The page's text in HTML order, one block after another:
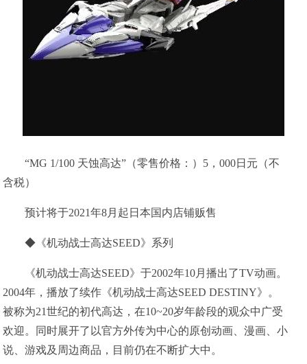
“MG 1/100 天蚀高达”（零售价格：）5，000日元（不
含税）
预计将于2021年8月起日本国内店铺贩售
◆《机动战士高达SEED》系列
《机动战士高达SEED》于2002年10月播出了TV动画。
2004年，播放了续作《机动战士高达SEED DESTINY》。
被称为21世纪的初代高达，在10~20岁年龄段的观众中广受
欢迎。同时展开了以官方外传为中心的原创动画、漫画、小
说、游戏及周边商品，目前仍在不断扩大中。